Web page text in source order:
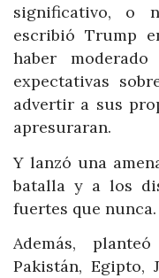
significativo, o
escribió Trump
haber
expectativas
advertir a sus
apresuraran.
Y lanzó una
batalla y a los
fuertes que nunca.
Además,
Pakistán, Egipto,